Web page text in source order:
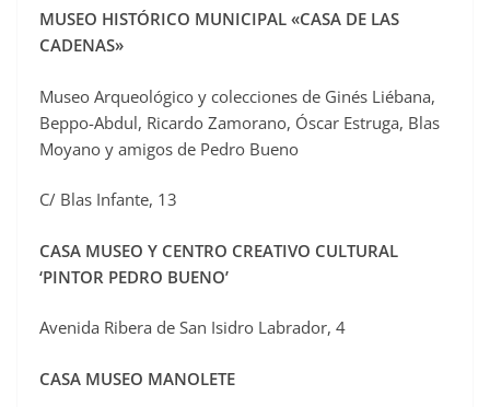
MUSEO HISTÓRICO MUNICIPAL «CASA DE LAS
CADENAS»
Museo Arqueológico y colecciones de Ginés Liébana,
Beppo-Abdul, Ricardo Zamorano, Óscar Estruga, Blas
Moyano y amigos de Pedro Bueno
C/ Blas Infante, 13
CASA MUSEO Y CENTRO CREATIVO CULTURAL
‘PINTOR PEDRO BUENO’
Avenida Ribera de San Isidro Labrador, 4
CASA MUSEO MANOLETE